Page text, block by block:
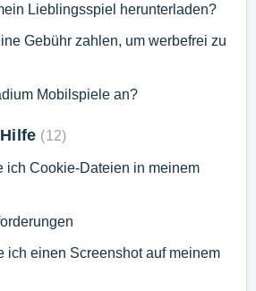
Lieblingsspiel herunterladen?
Gebühr zahlen, um werbefrei zu
Mobilspiele an?
12
ich Cookie-Dateien in meinem
ich einen Screenshot auf meinem